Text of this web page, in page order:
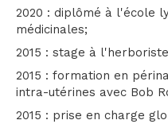
2020 : diplômé à l'école
médicinales;
2015 : stage à
2015 : formation en
intra-utérines avec Bob
2015 : prise en charge